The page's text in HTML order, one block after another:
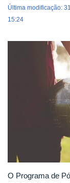
Última modificação:
15:24
O Programa de